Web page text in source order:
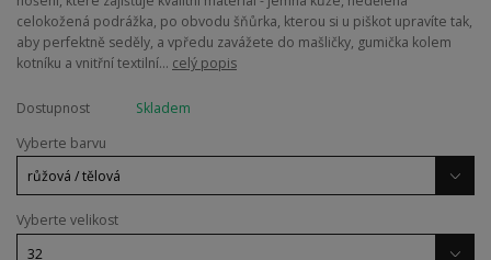
celokožená podrážka, po obvodu šňůrka, kterou si u piškot upravíte tak,
aby perfektně seděly, a vpředu zavážete do mašličky, gumička kolem
kotníku a vnitřní textilní... celý popis
Dostupnost
Skladem
Vyberte barvu
Vyberte velikost